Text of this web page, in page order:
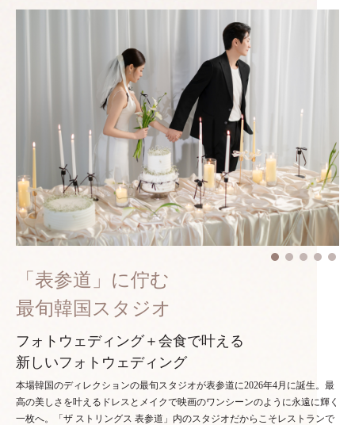
「表参道」に佇む
最旬韓国スタジオ
フォトウェディング＋会食で叶える
新しいフォトウェディング
本場韓国のディレクションの最旬スタジオが表参道に2026年4月に誕生。最
高の美しさを叶えるドレスとメイクで映画のワンシーンのように永遠に輝く
一枚へ。「ザ ストリングス 表参道」内のスタジオだからこそレストランで